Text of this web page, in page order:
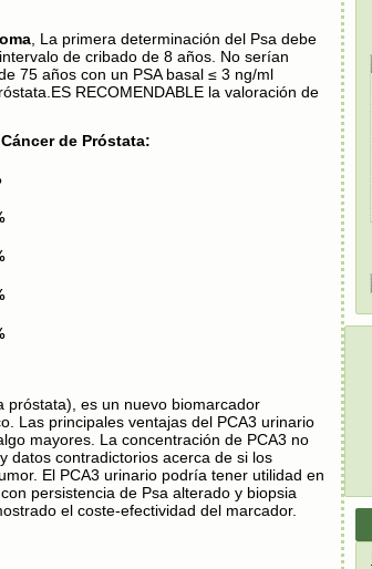
, La primera determinación del Psa debe
de cribado de 8 años. No serían
75 años con un PSA basal ≤ 3 ng/ml
RECOMENDABLE la valoración de
de Próstata:
próstata), es un nuevo biomarcador
Las principales ventajas del PCA3 urinario
mayores. La concentración de PCA3 no
datos contradictorios acerca de si los
El PCA3 urinario podría tener utilidad en
persistencia de Psa alterado y biopsia
el coste-efectividad del marcador.